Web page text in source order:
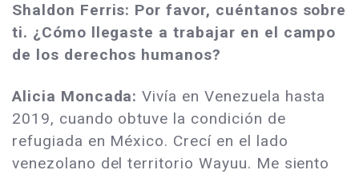
Shaldon Ferris: Por favor, cuéntanos sobre
ti. ¿Cómo llegaste a trabajar en el campo
de los derechos humanos?
Alicia Moncada: Vivía en Venezuela hasta
2019, cuando obtuve la condición de
refugiada en México. Crecí en el lado
venezolano del territorio Wayuu. Me siento